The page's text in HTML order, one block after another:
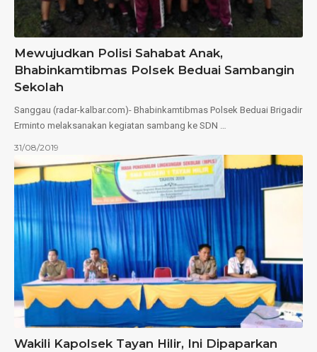
Mewujudkan Polisi Sahabat Anak,
Bhabinkamtibmas Polsek Beduai Sambangin
Sekolah
Sanggau (radar-kalbar.com)- Bhabinkamtibmas Polsek Beduai Brigadir
Erminto melaksanakan kegiatan sambang ke SDN …
31/08/2019
Wakili Kapolsek Tayan Hilir, Ini Dipaparkan